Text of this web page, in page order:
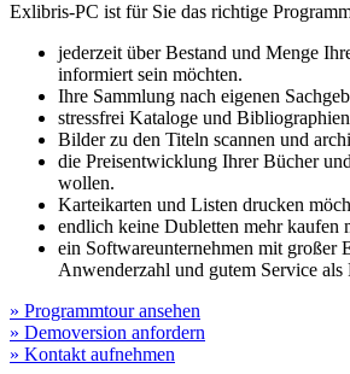
Exlibris-PC ist für Sie das richtige
jederzeit über Bestand und Menge
informiert sein möchten.
Ihre Sammlung nach eigenen
stressfrei Kataloge und
Bilder zu den Titeln scannen und
die Preisentwicklung Ihrer Bücher
wollen.
Karteikarten und Listen drucken
endlich keine Dubletten mehr kaufen
ein Softwareunternehmen mit großer
Anwenderzahl und gutem Service als
» Programm­tour ansehen
» Demo­version anfordern
» Kontakt aufnehmen